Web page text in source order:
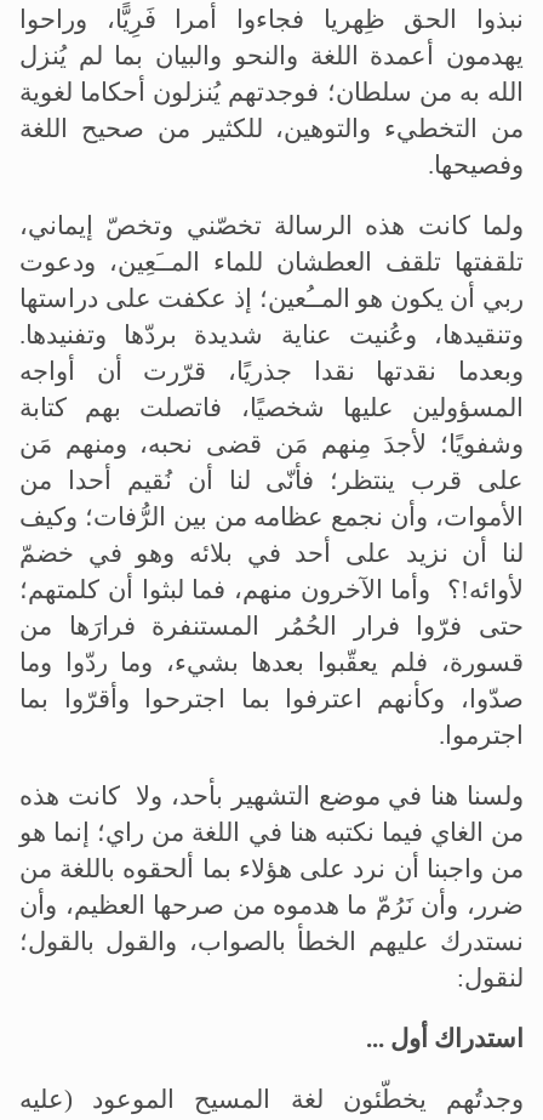
نبذوا الحق ظِهريا فجاءوا أمرا فَرِيًّا، وراحوا
يهدمون أعمدة اللغة والنحو والبيان بما لم يُنزل
الله به من سلطان؛ فوجدتهم يُنزلون أحكاما لغوية
من التخطيء والتوهين، للكثير من صحيح اللغة
وفصيحها.
ولما كانت هذه الرسالة تخصّني وتخصّ إيماني،
تلقفتها تلقف العطشان للماء المــَعِين، ودعوت
ربي أن يكون هو المــُعين؛ إذ عكفت على دراستها
وتنقيدها، وعُنيت عناية شديدة بردّها وتفنيدها.
وبعدما نقدتها نقدا جذريًا، قرّرت أن أواجه
المسؤولين عليها شخصيًا، فاتصلت بهم كتابة
وشفويًا؛ لأجدَ مِنهم مَن قضى نحبه، ومنهم مَن
على قرب ينتظر؛ فأنّى لنا أن نُقيم أحدا من
الأموات، وأن نجمع عظامه من بين الرُّفات؛ وكيف
لنا أن نزيد على أحد في بلائه وهو في خضمّ
لأوائه!؟ وأما الآخرون منهم، فما لبثوا أن كلمتهم؛
حتى فرّوا فرار الحُمُر المستنفرة فرارَها من
قسورة، فلم يعقّبوا بعدها بشيء، وما ردّوا وما
صدّوا، وكأنهم اعترفوا بما اجترحوا وأقرّوا بما
اجترموا.
ولسنا هنا في موضع التشهير بأحد، ولا كانت هذه
من الغاي فيما نكتبه هنا في اللغة من راي؛ إنما هو
من واجبنا أن نرد على هؤلاء بما ألحقوه باللغة من
ضرر، وأن نَرُمّ ما هدموه من صرحها العظيم، وأن
نستدرك عليهم الخطأ بالصواب، والقول بالقول؛
لنقول:
استدراك أول ...
وجدتُهم يخطّئون لغة المسيح الموعود (عليه